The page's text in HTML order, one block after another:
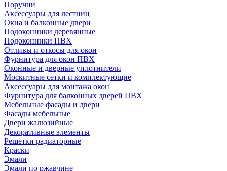
Поручни
Аксессуары для лестниц
Окна и балконные двери
Подоконники деревянные
Подоконники ПВХ
Отливы и откосы для окон
Фурнитура для окон ПВХ
Оконные и дверные уплотнители
Москитные сетки и комплектующие
Аксессуары для монтажа окон
Фурнитура для балконных дверей ПВХ
Мебельные фасады и двери
Фасады мебельные
Двери жалюзийные
Декоративные элементы
Решетки радиаторные
Краски
Эмали
Эмали по ржавчине